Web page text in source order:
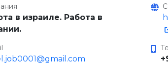
в израиле. Работа в